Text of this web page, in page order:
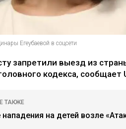
Егеубаевой в соцсети
запретили выезд из
кодекса, сообщает
ТАКЖЕ
нападения на детей возле